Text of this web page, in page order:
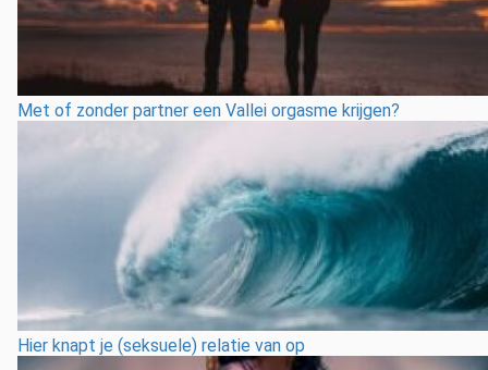
Met of zonder partner een Vallei orgasme krijgen?
Hier knapt je (seksuele) relatie van op